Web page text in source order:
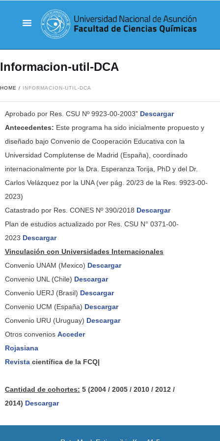
Informacion-util-DCA
HOME / INFORMACION-UTIL-DCA
Aprobado por Res. CSU Nº 9923-00-2003” Descargar
Antecedentes: Este programa ha sido inicialmente propuesto y
diseñado bajo Convenio de Cooperación Educativa con la
Universidad Complutense de Madrid (España), coordinado
internacionalmente por la Dra. Esperanza Torija, PhD y del Dr.
Carlos Velázquez por la UNA (ver pág. 20/23 de la Res. 9923-00-
2023)
Catastrado por Res. CONES Nº 390/2018 Descargar
Plan de estudios actualizado por Res. CSU N° 0371-00-
2023 Descargar
Vinculación con Universidades Internacionales
Convenio UNAM (Mexico) Descargar
Convenio UNL (Chile) Descargar
Convenio UERJ (Brasil) Descargar
Convenio UCM (España) Descargar
Convenio URU (Uruguay) Descargar
Otros convenios Acceder
Rojasiana
Revista científica de la FCQ|
Cantidad de cohortes: 5 (2004 / 2005 / 2010 / 2012 /
2014) Descargar